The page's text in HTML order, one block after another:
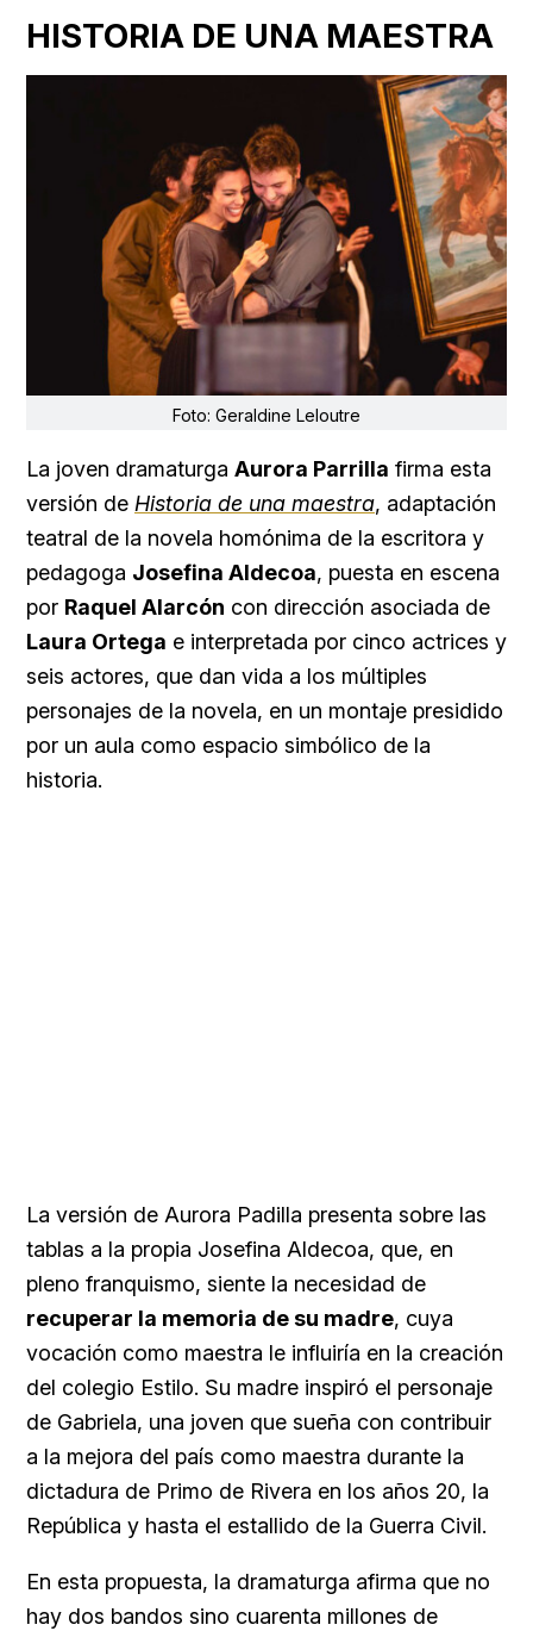
HISTORIA DE UNA MAESTRA
Foto: Geraldine Leloutre
La joven dramaturga Aurora Parrilla firma esta
versión de Historia de una maestra, adaptación
teatral de la novela homónima de la escritora y
pedagoga Josefina Aldecoa, puesta en escena
por Raquel Alarcón con dirección asociada de
Laura Ortega e interpretada por cinco actrices y
seis actores, que dan vida a los múltiples
personajes de la novela, en un montaje presidido
por un aula como espacio simbólico de la
historia.
La versión de Aurora Padilla presenta sobre las
tablas a la propia Josefina Aldecoa, que, en
pleno franquismo, siente la necesidad de
recuperar la memoria de su madre, cuya
vocación como maestra le influiría en la creación
del colegio Estilo. Su madre inspiró el personaje
de Gabriela, una joven que sueña con contribuir
a la mejora del país como maestra durante la
dictadura de Primo de Rivera en los años 20, la
República y hasta el estallido de la Guerra Civil.
En esta propuesta, la dramaturga afirma que no
hay dos bandos sino cuarenta millones de